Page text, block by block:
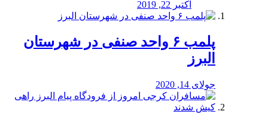
اکتبر 22, 2019
پلمب ۶ واحد صنفی در شهرستان
البرز
جولای 14, 2020